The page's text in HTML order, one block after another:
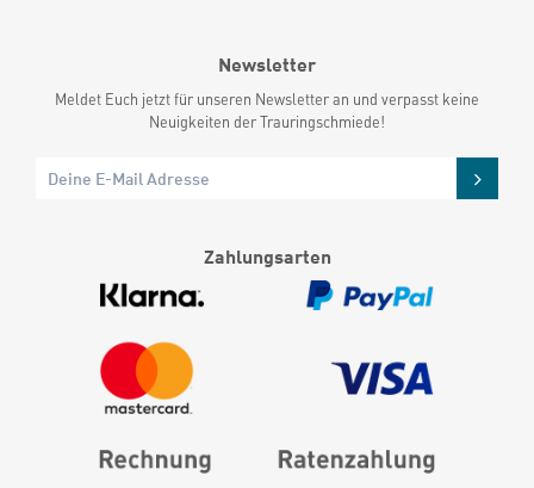
Newsletter
Meldet Euch jetzt für unseren Newsletter an und verpasst keine
Neuigkeiten der Trauringschmiede!
Zahlungsarten